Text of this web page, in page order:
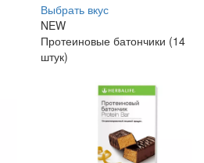
Выбрать вкус
NEW
Протеиновые батончики (14
штук)